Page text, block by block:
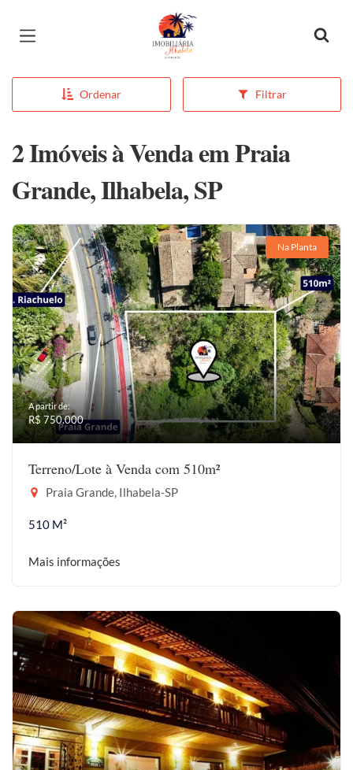
Página inicial
Ordenar Filtrar
2 Imóveis à Venda em Praia
Grande, Ilhabela, SP
Na Planta
A partir de:
R$ 750.000
Terreno/Lote à Venda com 510m²
Praia Grande, Ilhabela-SP
510 M²
Mais informações